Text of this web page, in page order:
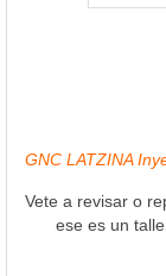
GNC LATZINA
Vete a revisar o
ese es un